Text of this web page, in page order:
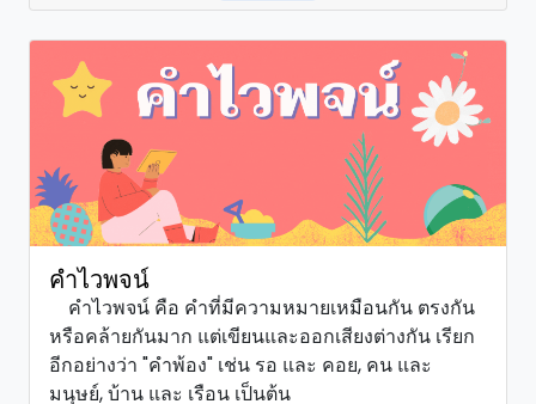
คำไวพจน์
คำไวพจน์ คือ คำที่มีความหมายเหมือนกัน ตรงกัน
หรือคล้ายกันมาก แต่เขียนและออกเสียงต่างกัน เรียก
อีกอย่างว่า "คำพ้อง" เช่น รอ และ คอย, คน และ
มนุษย์, บ้าน และ เรือน เป็นต้น